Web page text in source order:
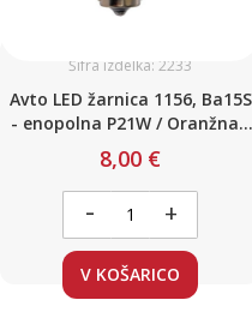
Šifra izdelka: 2233
Avto LED žarnica 1156, Ba15S
- enopolna P21W / Oranžna /
4 LED / 6W / 12V
8,00 €
- +
V KOŠARICO